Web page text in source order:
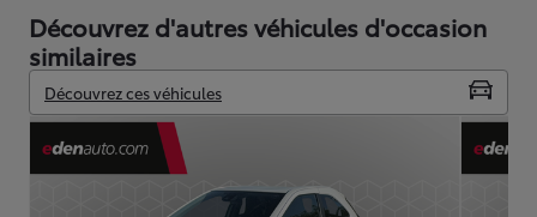
Découvrez d'autres véhicules d'occasion
similaires
Découvrez ces véhicules